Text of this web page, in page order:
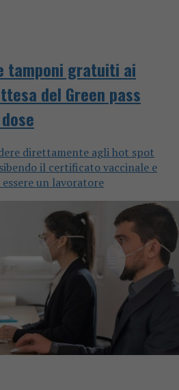
tamponi gratuiti ai
del Green pass
direttamente agli hot spot
il certificato vaccinale e
un lavoratore